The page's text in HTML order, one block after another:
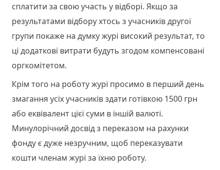
сплатити за свою участь у відборі. Якщо за
результатами відбору хтось з учасників другої
групи покаже на думку журі високий результат, то
ці додаткові витрати будуть згодом компенсовані
оргкомітетом.
Крім того на роботу журі просимо в перший день
змагання усіх учасників здати готівкою 1500 грн
або еквівалент цієї суми в іншій валюті.
Минулорічний досвід з переказом на рахунки
фонду є дуже незручним, щоб переказувати
кошти членам журі за їхню роботу.